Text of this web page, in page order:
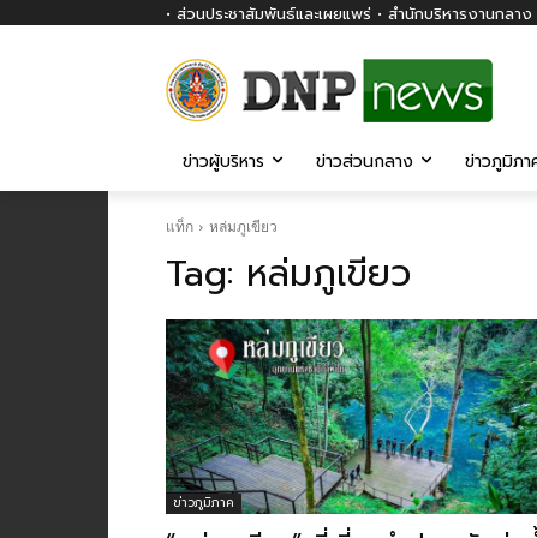
• ส่วนประชาสัมพันธ์และเผยแพร่ • สำนักบริหารงานกล
ข่าวผู้บริหาร ข่าวส่วนกลาง ข่าวภูมิภา
แท็ก หล่มภูเขียว
Tag: หล่มภูเขียว
ข่าวภูมิภาค